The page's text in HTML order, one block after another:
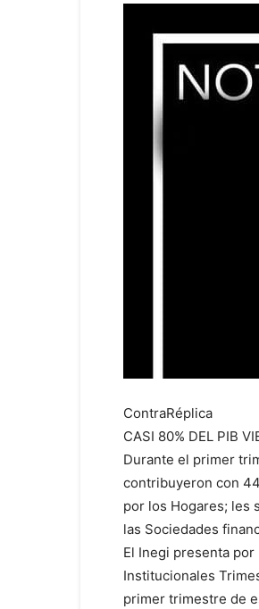
ContraRéplica
CASI 80% DEL PIB
Durante el primer
contribuyeron con
por los Hogares; les
las Sociedades
El Inegi presenta
Institucionales
primer trimestre de